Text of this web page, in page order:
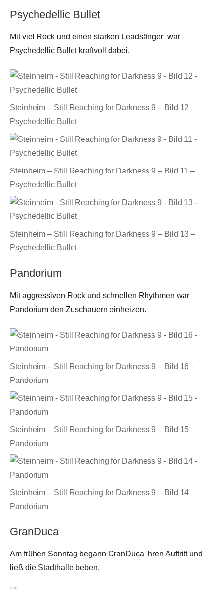
Psychedellic Bullet
Mit viel Rock und einen starken Leadsänger war
Psychedellic Bullet kraftvoll dabei.
Steinheim – Still Reaching for Darkness 9 – Bild 12 –
Psychedellic Bullet
Steinheim – Still Reaching for Darkness 9 – Bild 11 –
Psychedellic Bullet
Steinheim – Still Reaching for Darkness 9 – Bild 13 –
Psychedellic Bullet
Pandorium
Mit aggressiven Rock und schnellen Rhythmen war
Pandorium den Zuschauern einheizen.
Steinheim – Still Reaching for Darkness 9 – Bild 16 –
Pandorium
Steinheim – Still Reaching for Darkness 9 – Bild 15 –
Pandorium
Steinheim – Still Reaching for Darkness 9 – Bild 14 –
Pandorium
GranDuca
Am frühen Sonntag begann GranDuca ihren Auftritt und
ließ die Stadthalle beben.